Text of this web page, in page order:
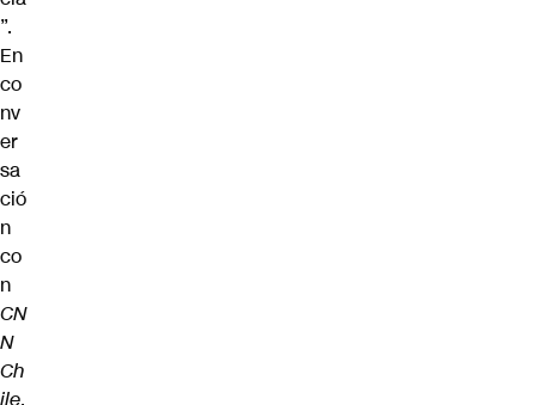
”.
En
co
nv
er
sa
ció
n
co
n
CN
N
Ch